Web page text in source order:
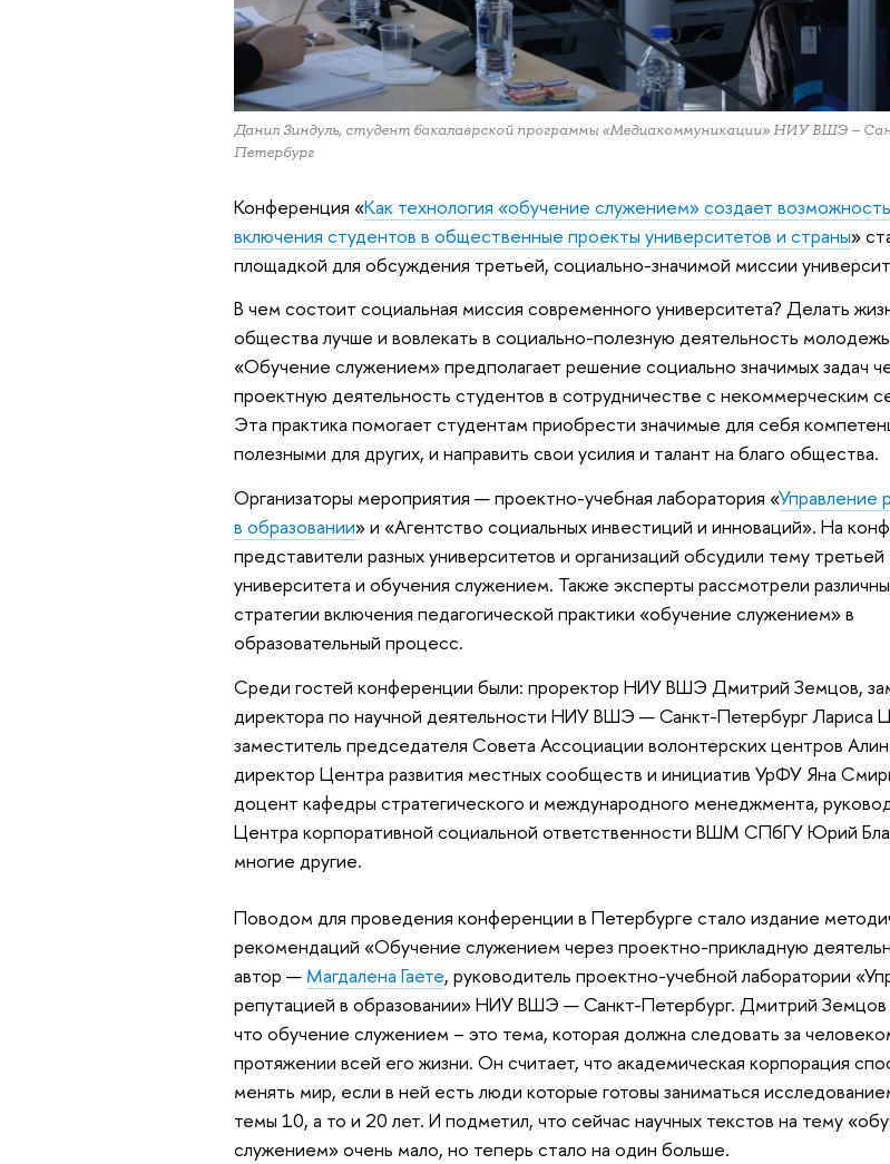
Данил Зиндуль, студент бакалаврской программы «Медиакоммуникации» НИУ ВШЭ –
Петербург
Конференция «Как технология «обучение служением» создает
включения студентов в общественные проекты университетов и страны»
площадкой для обсуждения третьей, социально-значимой миссии
В чем состоит социальная миссия современного университета? Делать
общества лучше и вовлекать в социально-полезную деятельность
«Обучение служением» предполагает решение социально значимых задач
проектную деятельность студентов в сотрудничестве с некоммерческим
Эта практика помогает студентам приобрести значимые для себя
полезными для других, и направить свои усилия и талант на благо общества.
Организаторы мероприятия — проектно-учебная лаборатория «Управление
в образовании» и «Агентство социальных инвестиций и инноваций». На
представители разных университетов и организаций обсудили тему
университета и обучения служением. Также эксперты рассмотрели
стратегии включения педагогической практики «обучение служением» в
образовательный процесс.
Среди гостей конференции были: проректор НИУ ВШЭ Дмитрий Земцов,
директора по научной деятельности НИУ ВШЭ — Санкт-Петербург Лариса
заместитель председателя Совета Ассоциации волонтерских центров
директор Центра развития местных сообществ и инициатив УрФУ Яна
доцент кафедры стратегического и международного менеджмента,
Центра корпоративной социальной ответственности ВШМ СПбГУ Юрий
многие другие.
Поводом для проведения конференции в Петербурге стало издание
рекомендаций «Обучение служением через проектно-прикладную
автор — Магдалена Гаете, руководитель проектно-учебной лаборатории
репутацией в образовании» НИУ ВШЭ — Санкт-Петербург. Дмитрий Земцов
что обучение служением – это тема, которая должна следовать за
протяжении всей его жизни. Он считает, что академическая корпорация
менять мир, если в ней есть люди которые готовы заниматься
темы 10, а то и 20 лет. И подметил, что сейчас научных текстов на тему
служением» очень мало, но теперь стало на один больше.